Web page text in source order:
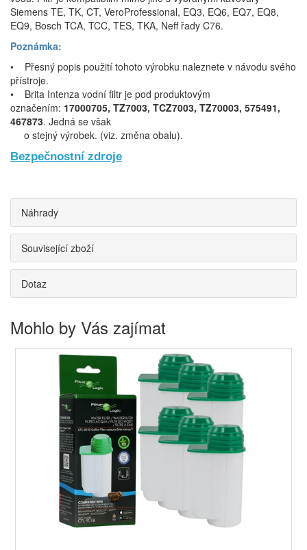
Siemens TE, TK, CT, VeroProfessional, EQ3, EQ6, EQ7, EQ8,
EQ9, Bosch TCA, TCC, TES, TKA, Neff řady C76.
Poznámka:
• Přesný popis použití tohoto výrobku naleznete v návodu svého
přístroje.
• Brita Intenza vodní filtr je pod produktovým
označením: 17000705, TZ7003, TCZ7003, TZ70003, 575491,
467873. Jedná se však
o stejný výrobek. (viz. změna obalu).
Bezpečnostní zdroje
Náhrady
Související zboží
Dotaz
Mohlo by Vás zajímat